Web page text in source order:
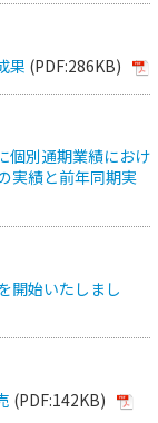
果 (PDF:286KB)
個別通期業績におけ
実績と前年同期実
開始いたしまし
(PDF:142KB)